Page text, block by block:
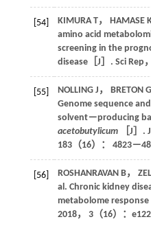
[54] KIMURA T， HAMASE
amino acid
screening in the
disease［J］. Sci Rep ，
[55] NOLLING J ， BRETON G
Genome sequence
solvent－producing
acetobutylicum［J］.
183（16）： 4823－
[56] ROSHANRAVAN B，
al. Chronic kidney
metabolome
2018， 3（16）：